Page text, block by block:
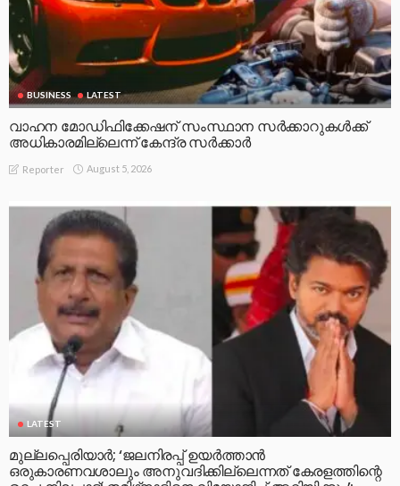
BUSINESS LATEST
വാഹന മോഡിഫിക്കേഷന് സംസ്ഥാന സർക്കാറുകൾക്ക്
അധികാരമില്ലെന്ന് കേന്ദ്ര സർക്കാർ
Reporter August 5, 2026
LATEST
മുല്ലപ്പെരിയാര്‍; ‘ജലനിരപ്പ് ഉയര്‍ത്താന്‍
ഒരുകാരണവശാലും അനുവദിക്കില്ലെന്നത് കേരളത്തിന്റെ